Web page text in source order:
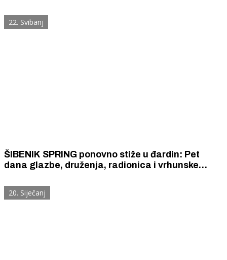
22. Svibanj
ŠIBENIK SPRING ponovno stiže u đardin: Pet
dana glazbe, druženja, radionica i vrhunske
20. Siječanj